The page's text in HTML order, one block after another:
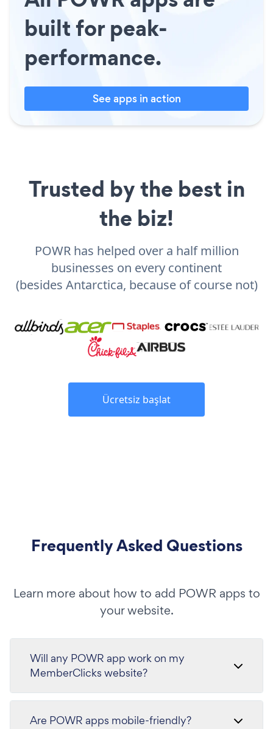
built for peak-
performance.
See apps in action
Trusted by the best in
the biz!
POWR has helped over a half million
businesses on every continent
(besides Antarctica, because of course not)
Ücretsiz başlat
Frequently Asked Questions
Learn more about how to add POWR apps to
your website.
Will any POWR app work on my
MemberClicks website?
Are POWR apps mobile-friendly?